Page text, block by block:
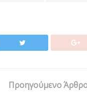
Προηγούμενο